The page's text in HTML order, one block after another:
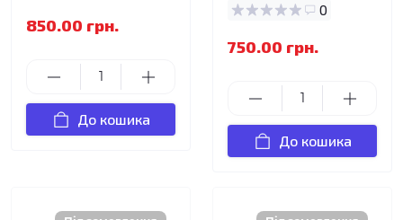
850.00 грн.
До кошика
0
750.00 грн.
До кошика